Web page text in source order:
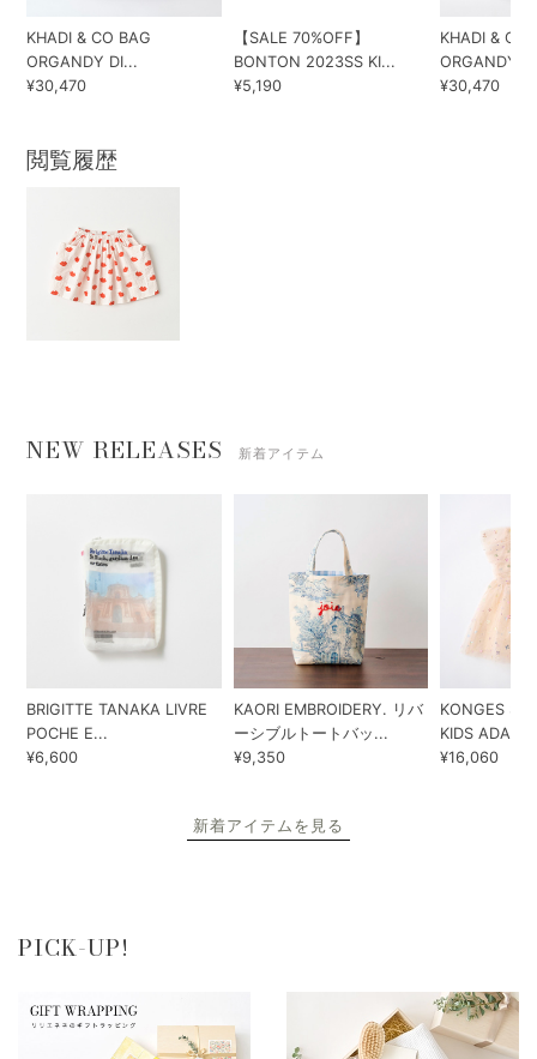
KHADI & CO BAG
ORGANDY DI...
¥30,470
【SALE 70%OFF】
BONTON 2023SS KI...
¥5,190
KHADI & CO
ORGANDY
¥30,470
閲覧履歴
NEW RELEASES 新着アイテム
BRIGITTE TANAKA LIVRE
POCHE E...
¥6,600
KAORI EMBROIDERY. リバ
ーシブルトートバッ...
¥9,350
KONGES
KIDS ADA...
¥16,060
新着アイテムを見る
PICK-UP!